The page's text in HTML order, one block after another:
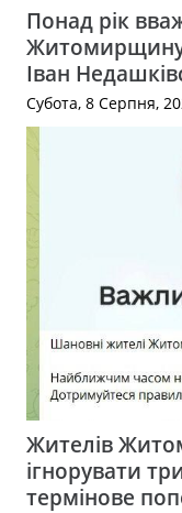
Понад рік
Житомирщину
Іван
Субота, 8 Серпня,
Жителів
ігнорувати
термінове